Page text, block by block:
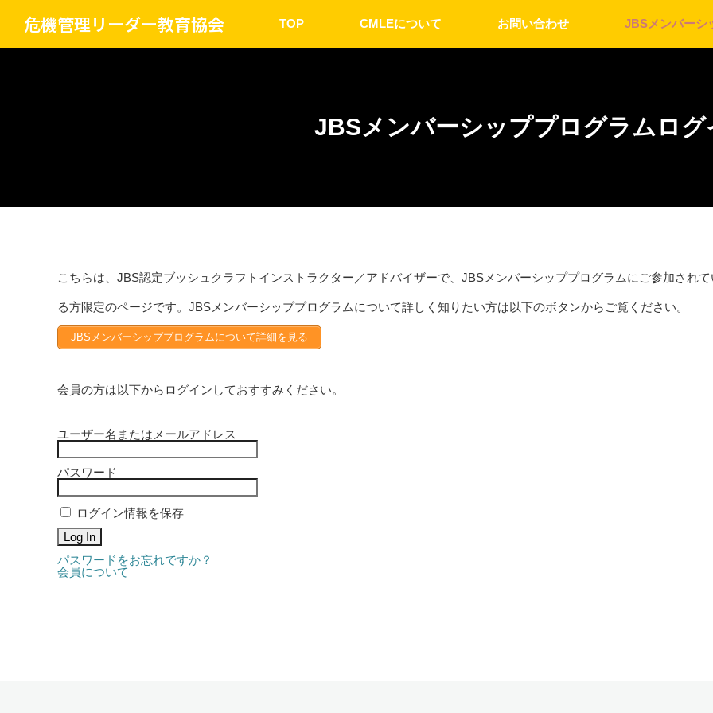
危機管理リーダー教育協会 TOP CMLEについて お問い合わせ JBSメンバーシ
JBSメンバーシッププログラムログ
こちらは、JBS認定ブッシュクラフトインストラクター／アドバイザーで、JBSメンバーシッププログラムにご参加されて
る方限定のページです。JBSメンバーシッププログラムについて詳しく知りたい方は以下のボタンからご覧ください。
JBSメンバーシッププログラムについて詳細を見る
会員の方は以下からログインしておすすみください。
ユーザー名またはメールアドレス
パスワード
ログイン情報を保存
パスワードをお忘れですか？
会員について